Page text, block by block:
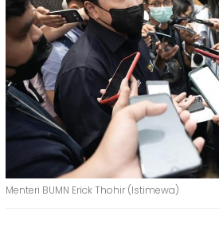
Menteri BUMN Erick Thohir (Istimewa)